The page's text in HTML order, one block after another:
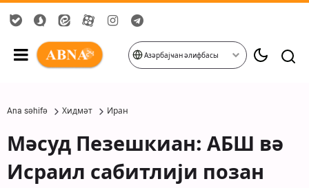
Азәрбајҹан әлифбасы
Ana səhifə Хидмәт Иран
Мәсуд Пезешкиан: АБШ вә
Исраил сабитлији позан